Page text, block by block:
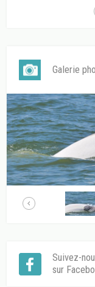
Galerie
Suivez-
sur